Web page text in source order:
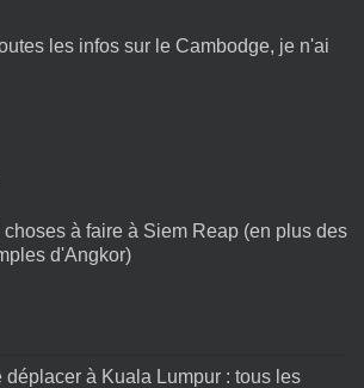
les infos sur le Cambodge, je n'ai
choses à faire à Siem Reap (en plus des
d'Angkor)
déplacer à Kuala Lumpur : tous les